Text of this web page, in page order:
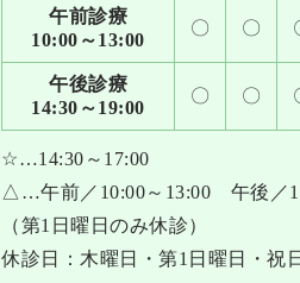
午前診療
10:00～13:00
〇 〇
午後診療
14:30～19:00
〇 〇
☆…14:30～17:00
△…午前／10:00～13:00 午後／
（第1日曜日のみ休診）
休診日：木曜日・第1日曜日・祝日